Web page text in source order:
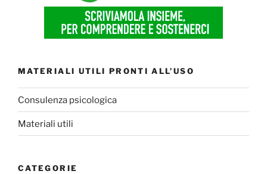
MATERIALI UTILI PRONTI ALL’USO
Consulenza psicologica
Materiali utili
CATEGORIE